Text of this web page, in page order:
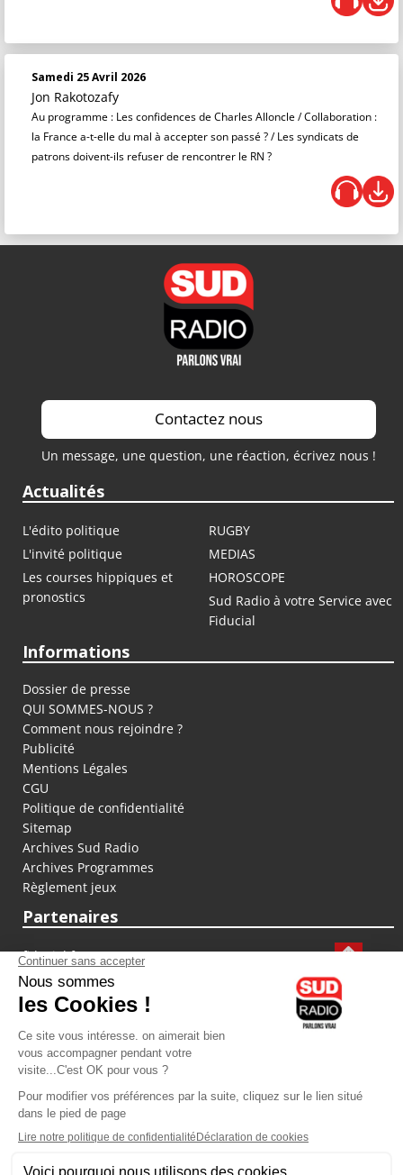
Samedi 25 Avril 2026
Jon Rakotozafy
Au programme : Les confidences de Charles Alloncle / Collaboration :
la France a-t-elle du mal à accepter son passé ? / Les syndicats de
patrons doivent-ils refuser de rencontrer le RN ?
Contactez nous
Un message, une question, une réaction, écrivez nous !
Actualités
L'édito politique
RUGBY
L'invité politique
MEDIAS
Les courses hippiques et
pronostics
HOROSCOPE
Sud Radio à votre Service avec
Fiducial
Informations
Dossier de presse
QUI SOMMES-NOUS ?
Comment nous rejoindre ?
Publicité
Mentions Légales
CGU
Politique de confidentialité
Sitemap
Archives Sud Radio
Archives Programmes
Règlement jeux
Partenaires
fiducial.fr
lyoncapitale.fr
olympique-et-lyonnais.com
L'application Iphone / Android
Téléchargez l'application
Les cookies
Gestion des cookies